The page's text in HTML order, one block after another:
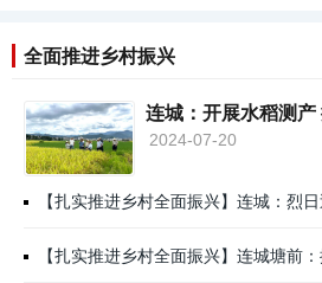
全面推进乡村振兴
连城：开展水稻测产
2024-07-20